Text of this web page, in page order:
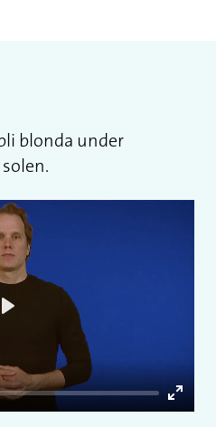
blonda under
Enter